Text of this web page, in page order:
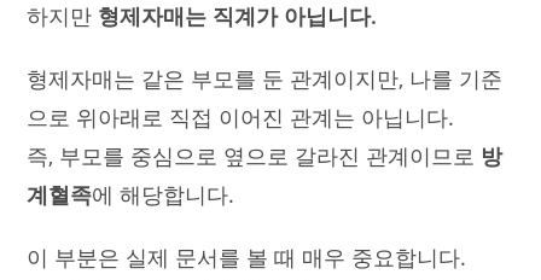
하지만 형제자매는 직계가 아닙니다.
형제자매는 같은 부모를 둔 관계이지만, 나를 기준
으로 위아래로 직접 이어진 관계는 아닙니다.
즉, 부모를 중심으로 옆으로 갈라진 관계이므로 방
계혈족에 해당합니다.
이 부분은 실제 문서를 볼 때 매우 중요합니다.